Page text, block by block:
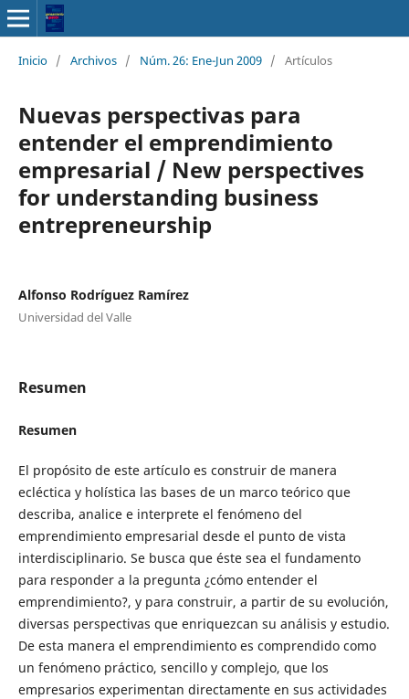
Inicio / Archivos / Núm. 26: Ene-Jun 2009 / Artículos
Nuevas perspectivas para
entender el emprendimiento
empresarial / New perspectives
for understanding business
entrepreneurship
Alfonso Rodríguez Ramírez
Universidad del Valle
Resumen
Resumen
El propósito de este artículo es construir de manera
ecléctica y holística las bases de un marco teórico que
describa, analice e interprete el fenómeno del
emprendimiento empresarial desde el punto de vista
interdisciplinario. Se busca que éste sea el fundamento
para responder a la pregunta ¿cómo entender el
emprendimiento?, y para construir, a partir de su evolución,
diversas perspectivas que enriquezcan su análisis y estudio.
De esta manera el emprendimiento es comprendido como
un fenómeno práctico, sencillo y complejo, que los
empresarios experimentan directamente en sus actividades